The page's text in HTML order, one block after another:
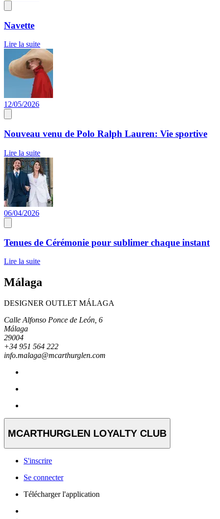
Navette
Lire la suite
12/05/2026
Nouveau venu de Polo Ralph Lauren: Vie sportive
Lire la suite
06/04/2026
Tenues de Cérémonie pour sublimer chaque instant
Lire la suite
Málaga
DESIGNER OUTLET MÁLAGA
Calle Alfonso Ponce de León, 6
Málaga
29004
+34 951 564 222
info.malaga@mcarthurglen.com
MCARTHURGLEN LOYALTY CLUB
S'inscrire
Se connecter
Télécharger l'application